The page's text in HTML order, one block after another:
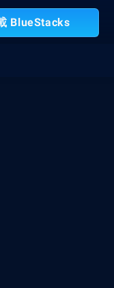
BlueStacks